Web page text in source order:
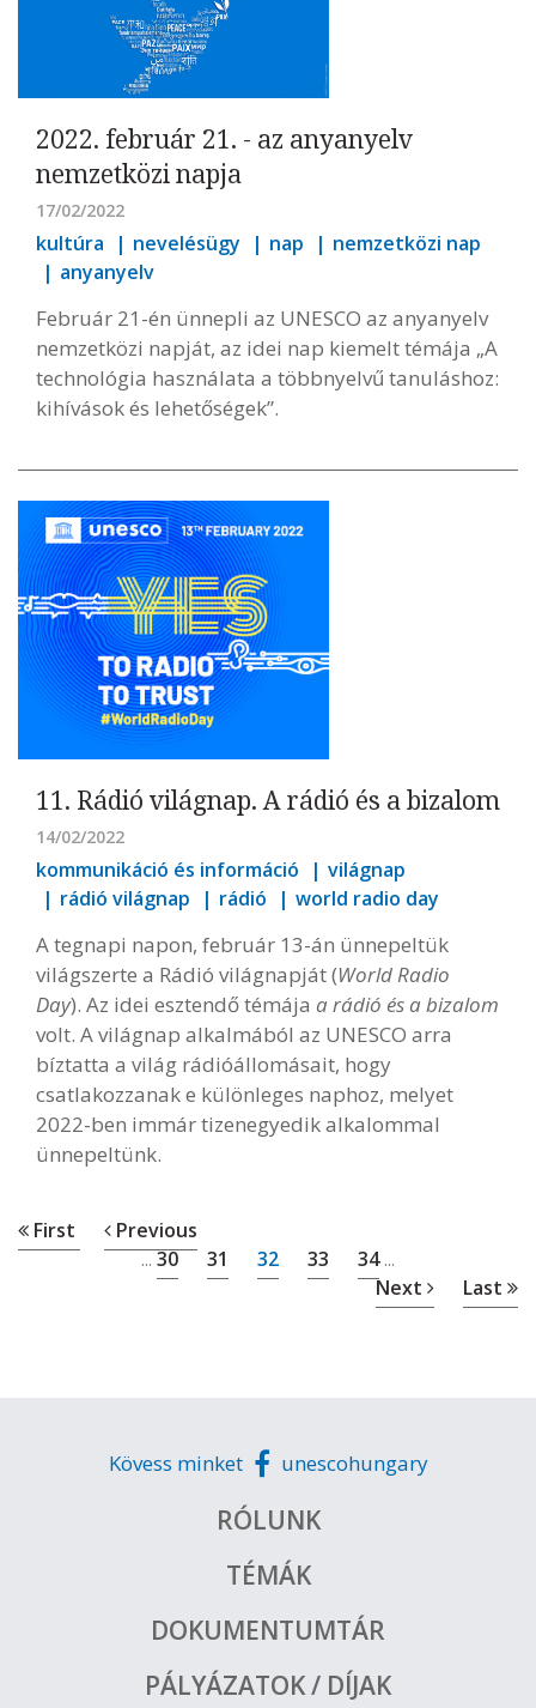
2022. február 21. - az anyanyelv
nemzetközi napja
17/02/2022
kultúra nevelésügy nap
nemzetközi nap
anyanyelv
Február 21-én ünnepli az UNESCO az anyanyelv
nemzetközi napját, az idei nap kiemelt témája „A
technológia használata a többnyelvű tanuláshoz:
kihívások és lehetőségek”.
11. Rádió világnap. A rádió és a bizalom
14/02/2022
kommunikáció és információ
világnap
rádió világnap
rádió world radio day
A tegnapi napon, február 13-án ünnepeltük
világszerte a Rádió világnapját (World Radio
Day). Az idei esztendő témája a rádió és a bizalom
volt. A világnap alkalmából az UNESCO arra
bíztatta a világ rádióállomásait, hogy
csatlakozzanak e különleges naphoz, melyet
2022-ben immár tizenegyedik alkalommal
ünnepeltünk.
First Previous
... 30 31 32 33 34...
Next Last
Kövess minket unescohungary
RÓLUNK
TÉMÁK
DOKUMENTUMTÁR
PÁLYÁZATOK / DÍJAK